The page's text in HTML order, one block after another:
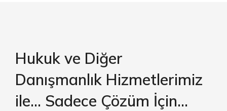
Hukuk ve Diğer
Danışmanlık Hizmetlerimiz
ile... Sadece Çözüm İçin...